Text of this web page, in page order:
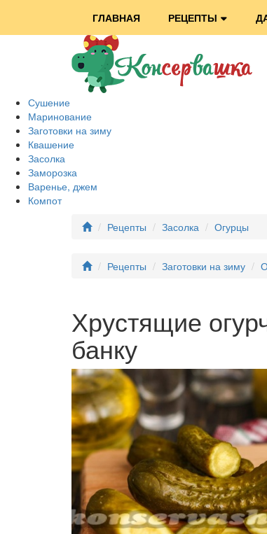
ГЛАВНАЯ РЕЦЕПТЫ
Сушение
Маринование
Заготовки на зиму
Квашение
Засолка
Заморозка
Варенье, джем
Компот
Рецепты
Засолка Огурцы
Рецепты Заготовки на зиму
Хрустящие
банку